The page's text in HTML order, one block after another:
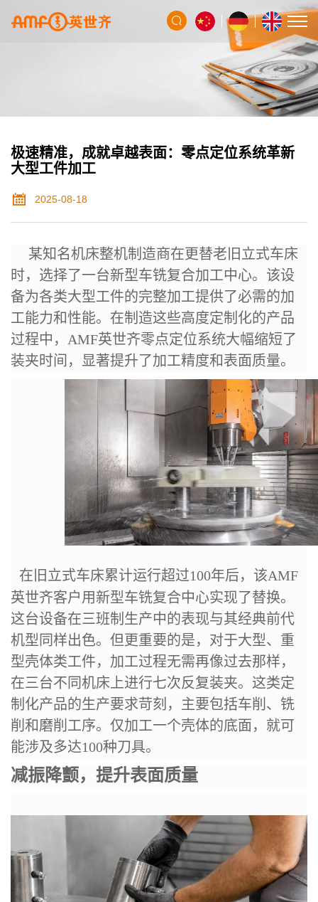
极速精准，成就卓越表面：零点定位系统革新
大型工件加工​
2025-08-18
某知名机床整机制造商在更替老旧立式车床
时，选择了一台新型车铣复合加工中心。该设
备为各类大型工件的完整加工提供了必需的加
工能力和性能。在制造这些高度定制化的产品
过程中，AMF英世齐零点定位系统大幅缩短了
装夹时间，显著提升了加工精度和表面质量。
在旧立式车床累计运行超过100年后，该AMF
英世齐客户用新型车铣复合中心实现了替换。
这台设备在三班制生产中的表现与其经典前代
机型同样出色。但更重要的是，对于大型、重
型壳体类工件，加工过程无需再像过去那样，
在三台不同机床上进行七次反复装夹。这类定
制化产品的生产要求苛刻，主要包括车削、铣
削和磨削工序。仅加工一个壳体的底面，就可
能涉及多达100种刀具。
减振降颤，提升表面质量